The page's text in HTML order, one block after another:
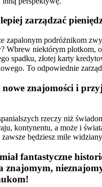
zarządzać
zapalonym podróżnikom
Wbrew niektórym plotkom,
spadku, złotej karty
To odpowiednie
nowe znajomości i
rzeczy niż
kontynentu, a może i
będziesz mile
fantastyczne
znajomym,